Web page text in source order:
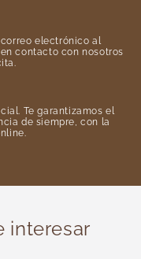
electrónico al
contacto con nosotros
Te garantizamos el
de siempre, con la
interesar